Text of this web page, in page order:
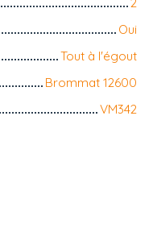
Oui
Tout à l'égout
Brommat 12600
VM342